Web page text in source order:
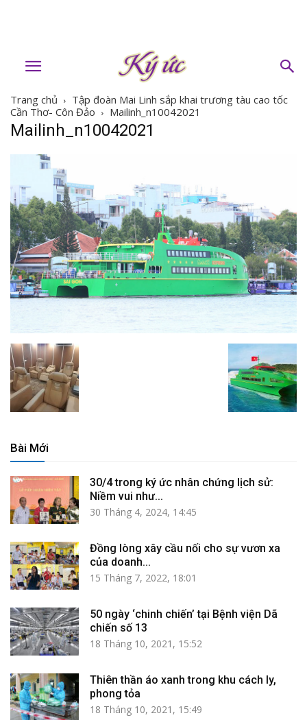
Trang chủ
Tập đoàn Mai Linh sắp khai trương tàu cao tốc
Cần Thơ- Côn Đảo
Mailinh_n10042021
Mailinh_n10042021
Bài Mới
30/4 trong ký ức nhân chứng lịch sử:
Niềm vui như...
30 Tháng 4, 2024, 14:45
Đồng lòng xây cầu nối cho sự vươn xa
của doanh...
15 Tháng 7, 2022, 18:01
50 ngày ‘chinh chiến’ tại Bệnh viện Dã
chiến số 13
18 Tháng 10, 2021, 15:52
Thiên thần áo xanh trong khu cách ly,
phong tỏa
18 Tháng 10, 2021, 15:49